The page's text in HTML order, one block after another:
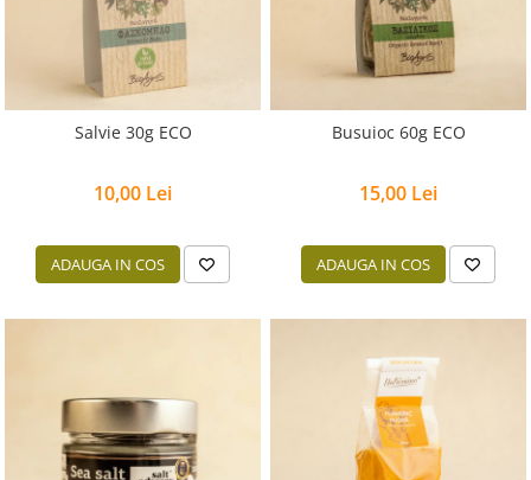
Salvie 30g ECO
10,00 Lei
ADAUGA IN COS
Busuioc 60g ECO
15,00 Lei
ADAUGA IN COS